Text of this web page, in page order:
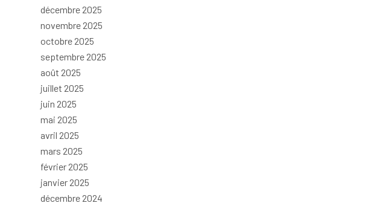
décembre 2025
novembre 2025
octobre 2025
septembre 2025
août 2025
juillet 2025
juin 2025
mai 2025
avril 2025
mars 2025
février 2025
janvier 2025
décembre 2024